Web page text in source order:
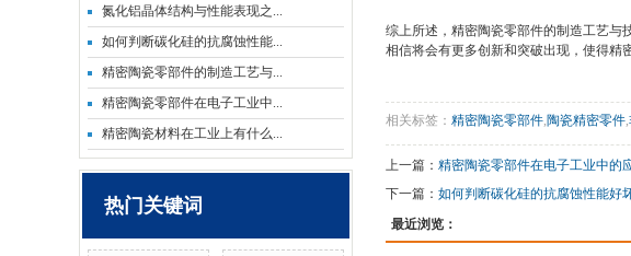
氮化铝晶体结构与性能表现之...
如何判断碳化硅的抗腐蚀性能...
精密陶瓷零部件的制造工艺与...
精密陶瓷零部件在电子工业中...
精密陶瓷材料在工业上有什么...
热门关键词
综上所述，精密陶瓷零部件的制造工艺与
相信将会有更多创新和突破出现，使得精
相关标签： 精密陶瓷零部件,陶瓷精密零件,
上一篇： 精密陶瓷零部件在电子工业中的
下一篇： 如何判断碳化硅的抗腐蚀性能好
最近浏览：